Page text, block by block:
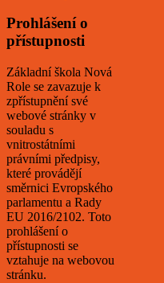
Prohlášení o
přístupnosti
Základní škola Nová
Role se zavazuje k
zpřístupnění své
webové stránky v
souladu s
vnitrostátními
právními předpisy,
které provádějí
směrnici Evropského
parlamentu a Rady
EU 2016/2102. Toto
prohlášení o
přístupnosti se
vztahuje na webovou
stránku.